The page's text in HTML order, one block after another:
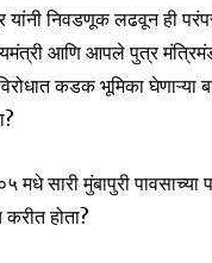
accept thePrivacy Policy.
निवडणूक लढवून ही
आणि आपले पुत्र
कडक भूमिका घेणाऱ्या
सारी मुंबापुरी पावसाच्या
होता?